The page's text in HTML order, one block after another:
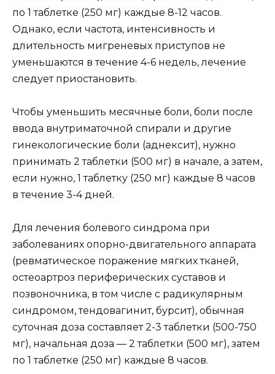
по 1 таблетке (250 мг) каждые 8-12 часов.
Однако, если частота, интенсивность и
длительность мигреневых приступов не
уменьшаются в течение 4-6 недель, лечение
следует приостановить.
Чтобы уменьшить месячные боли, боли после
ввода внутриматочной спирали и другие
гинекологические боли (аднексит), нужно
принимать 2 таблетки (500 мг) в начале, а затем,
если нужно, 1 таблетку (250 мг) каждые 8 часов
в течение 3-4 дней.
Для лечения болевого синдрома при
заболеваниях опорно-двигательного аппарата
(ревматическое поражение мягких тканей,
остеоартроз периферических суставов и
позвоночника, в том числе с радикулярным
синдромом, тендовагинит, бурсит), обычная
суточная доза составляет 2-3 таблетки (500-750
мг), начальная доза — 2 таблетки (500 мг), затем
по 1 таблетке (250 мг) каждые 8 часов.